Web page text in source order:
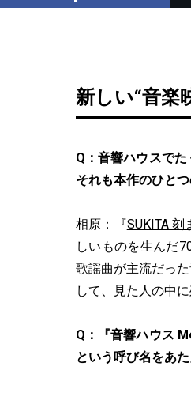
新しい“音楽
Q：音響ハウスで
それも本作のひと
相原：『SUKITA
しいものを生んだ
歌謡曲が主流だっ
して、見た人の中
Q：『音響ハウス
という呼び名をあ